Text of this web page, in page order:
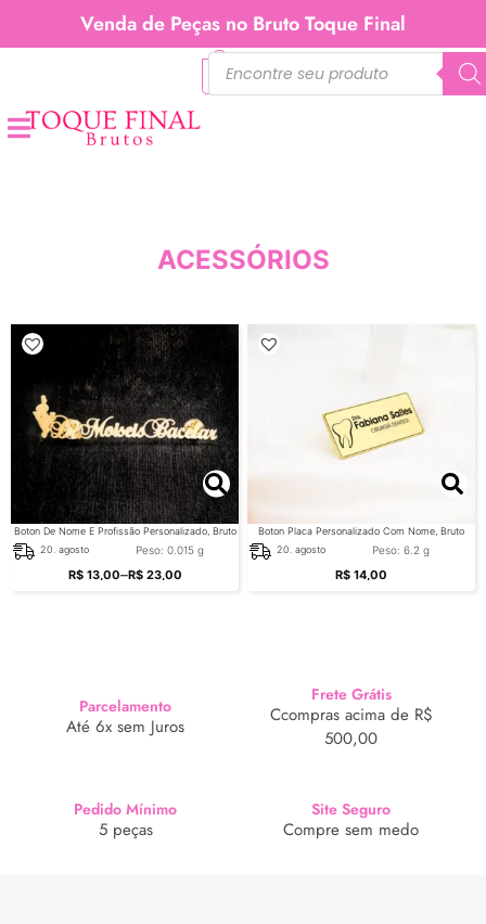
Venda de Peças no Bruto Toque Final
ACESSÓRIOS
Boton De Nome E Profissão Personalizado, Bruto
20. agosto
Peso: 0.015 g
R$13,00–R$23,00
Boton Placa Personalizado Com Nome, Bruto
20. agosto
Peso: 6.2 g
R$ 14,00
Parcelamento
Até 6x sem Juros
Frete Grátis
Ccompras acima de R$
500,00
Pedido Mínimo
5 peças
Site Seguro
Compre sem medo